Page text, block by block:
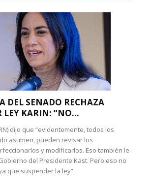
DEL SENADO RECHAZA
LEY KARIN: “NO...
dijo que “evidentemente, todos los
asumen, pueden revisar los
y modificarlos. Eso también le
del Presidente Kast. Pero eso no
que suspender la ley”.